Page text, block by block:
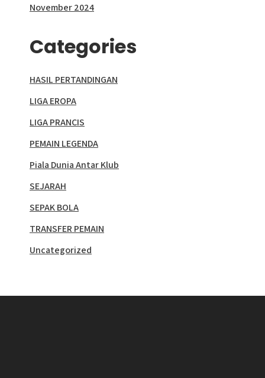
November 2024
Categories
HASIL PERTANDINGAN
LIGA EROPA
LIGA PRANCIS
PEMAIN LEGENDA
Piala Dunia Antar Klub
SEJARAH
SEPAK BOLA
TRANSFER PEMAIN
Uncategorized